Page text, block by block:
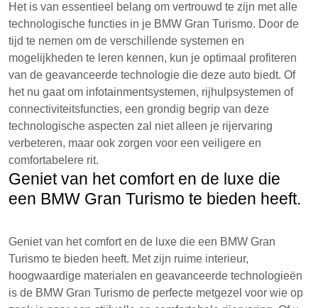
Het is van essentieel belang om vertrouwd te zijn met alle
technologische functies in je BMW Gran Turismo. Door de
tijd te nemen om de verschillende systemen en
mogelijkheden te leren kennen, kun je optimaal profiteren
van de geavanceerde technologie die deze auto biedt. Of
het nu gaat om infotainmentsystemen, rijhulpsystemen of
connectiviteitsfuncties, een grondig begrip van deze
technologische aspecten zal niet alleen je rijervaring
verbeteren, maar ook zorgen voor een veiligere en
comfortabelere rit.
Geniet van het comfort en de luxe die
een BMW Gran Turismo te bieden heeft.
Geniet van het comfort en de luxe die een BMW Gran
Turismo te bieden heeft. Met zijn ruime interieur,
hoogwaardige materialen en geavanceerde technologieën
is de BMW Gran Turismo de perfecte metgezel voor wie op